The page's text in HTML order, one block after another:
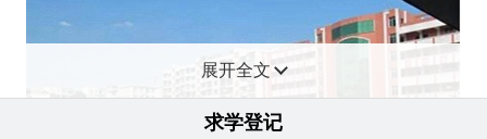
展开全文
求学登记